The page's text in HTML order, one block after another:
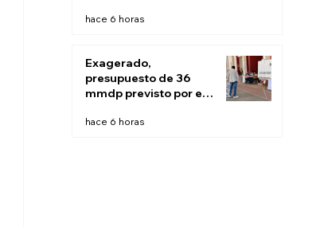
del DIF Tijuana
hace 6 horas
Exagerado,
presupuesto de 36
mmdp previsto por el
Sheinbaum
hace 6 horas